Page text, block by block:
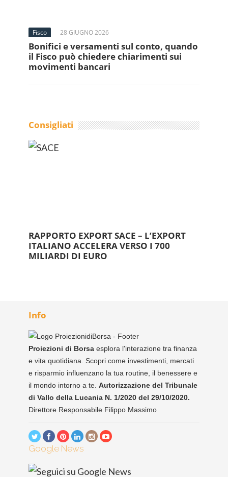
Fisco 28 GIUGNO 2026
Bonifici e versamenti sul conto, quando
il Fisco può chiedere chiarimenti sui
movimenti bancari
Consigliati
RAPPORTO EXPORT SACE – L’EXPORT
ITALIANO ACCELERA VERSO I 700
MILIARDI DI EURO
Info
Proiezioni di Borsa esplora l'interazione tra finanza
e vita quotidiana. Scopri come investimenti, mercati
e risparmio influenzano la tua routine, il benessere e
il mondo intorno a te. Autorizzazione del Tribunale
di Vallo della Lucania N. 1/2020 del 29/10/2020.
Direttore Responsabile Filippo Massimo
Google News